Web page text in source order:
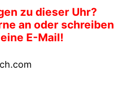
zu dieser Uhr?
an oder schreiben
E-Mail!